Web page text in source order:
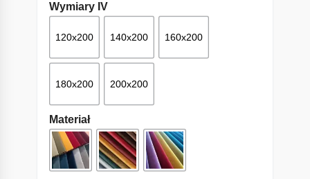
Wymiary IV
120x200 140x200 160x200
180x200 200x200
Materiał